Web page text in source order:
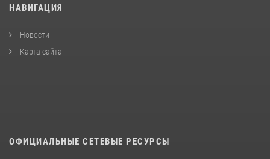
НАВИГАЦИЯ
Новости
Карта сайта
ОФИЦИАЛЬНЫЕ СЕТЕВЫЕ РЕСУРСЫ